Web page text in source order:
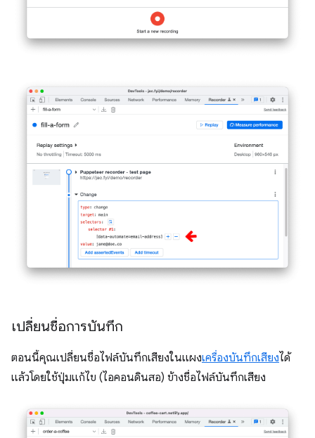
เปลี่ยนชื่อการบันทึก
ตอนนี้คุณเปลี่ยนชื่อไฟล์บันทึกเสียงในแผงเครื่องบันทึกเสียงได้
แล้วโดยใช้ปุ่มแก้ไข (ไอคอนดินสอ) ข้างชื่อไฟล์บันทึกเสียง